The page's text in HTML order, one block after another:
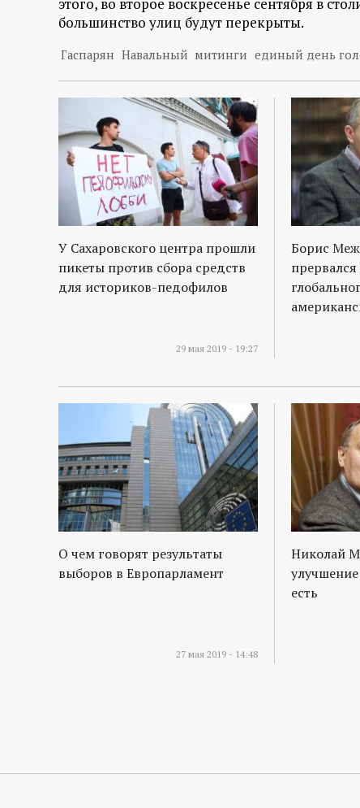
большинство улиц будут перекрыты.
Гаспарян Навальный митинги единый день
У Сахаровского центра прошли
пикеты против сбора средств
для историков-педофилов
29 мая 2019 - 19:27
Борис
О чем говорят результаты
выборов в Европарламент
27 мая 2019 - 14:48
Николай
есть